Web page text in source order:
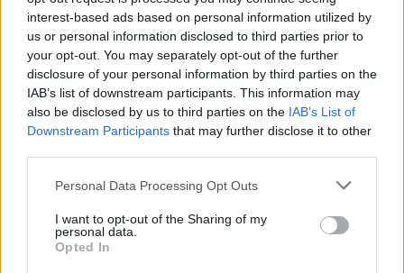
interest-based ads based on personal information utilized by
us or personal information disclosed to third parties prior to
your opt-out. You may separately opt-out of the further
disclosure of your personal information by third parties on the
IAB’s list of downstream participants. This information may
also be disclosed by us to third parties on the IAB’s List of
Downstream Participants that may further disclose it to other
Personal Data Processing Opt Outs
I want to opt-out of the Sharing of my
personal data.
Opted In
Job System e gli Elements per
avvantaggiarti in battaglia.
Quests
, you can enjoy more than 200
unique quests within World Quests and
Event Quests, where various materials